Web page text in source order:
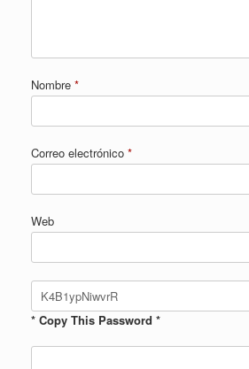
Nombre *
Correo electrónico *
Web
* Copy This Password *